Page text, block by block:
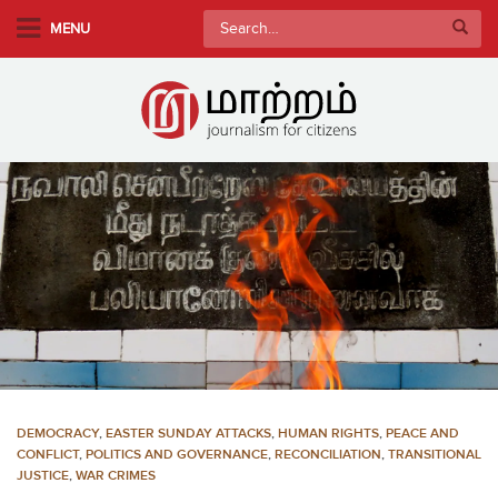
m
a
i
n
o
MENU
Search
for:
DEMOCRACY, EASTER SUNDAY ATTACKS, HUMAN RIGHTS, PEACE AND
CONFLICT, POLITICS AND GOVERNANCE, RECONCILIATION, TRANSITIONAL
JUSTICE, WAR CRIMES